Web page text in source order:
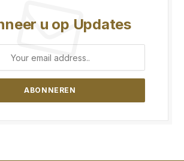
u op Updates